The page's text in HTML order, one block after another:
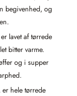
begivenhed, og
lavet af tørrede
bitter varme.
og i supper
er hele tørrede